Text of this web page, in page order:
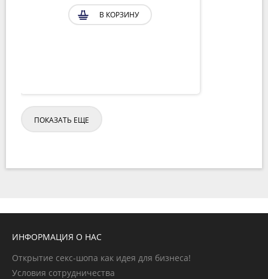
В КОРЗИНУ
ПОКАЗАТЬ ЕЩЕ
ИНФОРМАЦИЯ О НАС
Открытие секс-шопа как идея для бизнеса!
Условия сотрудничества